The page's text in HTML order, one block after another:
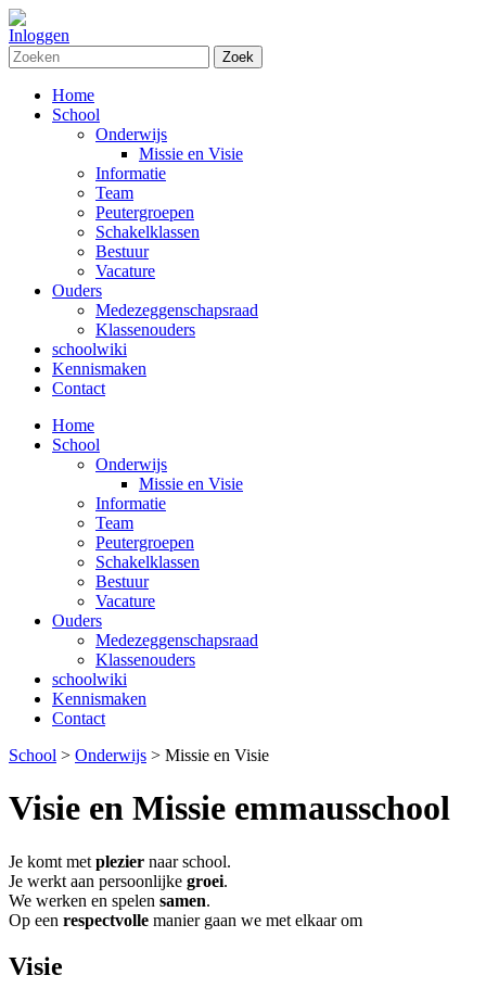
Inloggen
Zoek
Home
School
Onderwijs
Missie en Visie
Informatie
Team
Peutergroepen
Schakelklassen
Bestuur
Vacature
Ouders
Medezeggenschapsraad
Klassenouders
schoolwiki
Kennismaken
Contact
Home
School
Onderwijs
Missie en Visie
Informatie
Team
Peutergroepen
Schakelklassen
Bestuur
Vacature
Ouders
Medezeggenschapsraad
Klassenouders
schoolwiki
Kennismaken
Contact
School > Onderwijs > Missie en Visie
Visie en Missie emmausschool
Je komt met plezier naar school.
Je werkt aan persoonlijke groei.
We werken en spelen samen.
Op een respectvolle manier gaan we met elkaar om
Visie